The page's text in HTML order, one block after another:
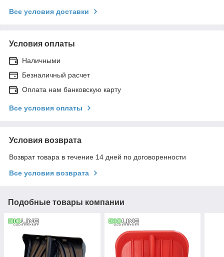
Все условия доставки
Условия оплаты
Наличными
Безналичный расчет
Оплата нам банковскую карту
Все условия оплаты
Условия возврата
Возврат товара в течение 14 дней по договоренности
Все условия возврата
Подобные товары компании